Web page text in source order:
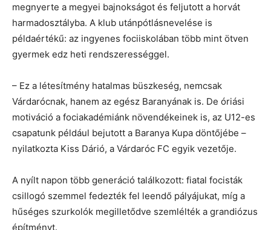
megnyerte a megyei bajnokságot és feljutott a horvát
harmadosztályba. A klub utánpótlásnevelése is
példaértékű: az ingyenes fociiskolában több mint ötven
gyermek edz heti rendszerességgel.
– Ez a létesítmény hatalmas büszkeség, nemcsak
Várdarócnak, hanem az egész Baranyának is. De óriási
motiváció a fociakadémiánk növendékeinek is, az U12-es
csapatunk például bejutott a Baranya Kupa döntőjébe –
nyilatkozta Kiss Dárió, a Várdaróc FC egyik vezetője.
A nyílt napon több generáció találkozott: fiatal focisták
csillogó szemmel fedezték fel leendő pályájukat, míg a
hűséges szurkolók megilletődve szemlélték a grandiózus
építményt.